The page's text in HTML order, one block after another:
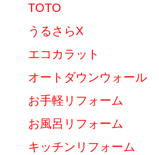
TOTO
うるさらX
エコカラット
オートダウンウォール
お手軽リフォーム
お風呂リフォーム
キッチンリフォーム